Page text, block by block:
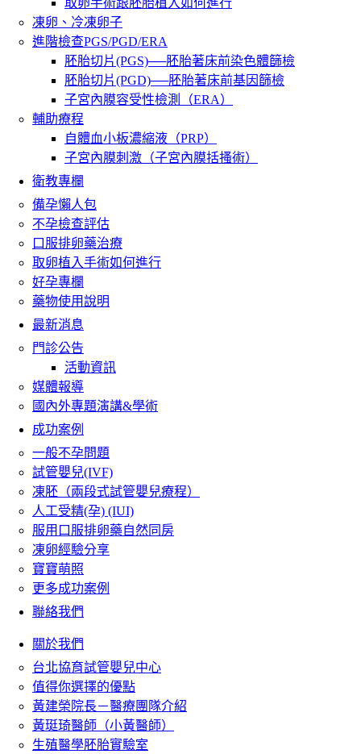
取卵手術跟胚胎植入如何進行
凍卵、冷凍卵子
進階檢查PGS/PGD/ERA
胚胎切片(PGS)──胚胎著床前染色體篩檢
胚胎切片(PGD)──胚胎著床前基因篩檢
子宮內膜容受性檢測（ERA）
輔助療程
自體血小板濃縮液（PRP）
子宮內膜刺激（子宮內膜括搔術）
衛教專欄
備孕懶人包
不孕檢查評估
口服排卵藥治療
取卵植入手術如何進行
好孕專欄
藥物使用說明
最新消息
門診公告
活動資訊
媒體報導
國內外專題演講&學術
成功案例
一般不孕問題
試管嬰兒(IVF)
凍胚（兩段式試管嬰兒療程）
人工受精(孕) (IUI)
服用口服排卵藥自然同房
凍卵經驗分享
寶寶萌照
更多成功案例
聯絡我們
關於我們
台北協育試管嬰兒中心
值得你選擇的優點
黃建榮院長－醫療團隊介紹
黃珽琦醫師（小黃醫師）
生殖醫學胚胎實驗室